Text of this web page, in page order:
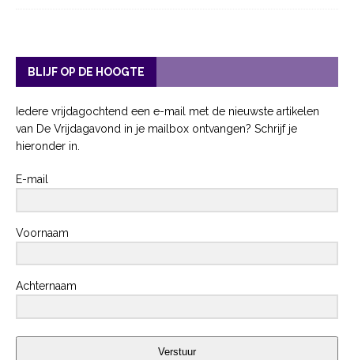
BLIJF OP DE HOOGTE
Iedere vrijdagochtend een e-mail met de nieuwste artikelen
van De Vrijdagavond in je mailbox ontvangen? Schrijf je
hieronder in.
E-mail
Voornaam
Achternaam
Verstuur